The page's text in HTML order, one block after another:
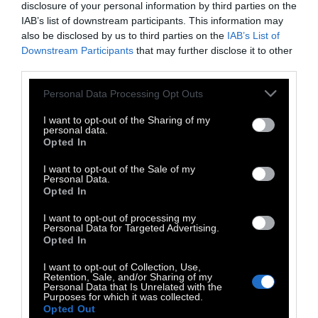
disclosure of your personal information by third parties on the
IAB’s list of downstream participants. This information may
also be disclosed by us to third parties on the IAB’s List of
Downstream Participants that may further disclose it to other
Personal Data Processing Opt Outs
I want to opt-out of the Sharing of my
personal data.
Opted In
I want to opt-out of the Sale of my
Personal Data.
Opted In
I want to opt-out of processing my
Personal Data for Targeted Advertising.
Opted In
I want to opt-out of Collection, Use,
Retention, Sale, and/or Sharing of my
Personal Data that Is Unrelated with the
Purposes for which it was collected.
Opted Out
Οι συμμετέχοντες θα έχουν την ευκαιρία
να μάθουν από το πώς να διαμορφώσουν
το προφίλ τους στο Facebook
εκμεταλλευόμενοι τα ψιλά γράμματα των
social media μέχρι να κάνουν
δημιουργούν παιχνίδια για Windows phone
και Windows 8.
πραγματοποιηθούν στο Booze Cooperativa.
Η είσοδος είναι ελεύθερη, αλλά λόγω
περιορισμένων αριθμών θέσεων, θα τηρηθεί
σειρά προτεραιότητας. Δείτε αναλυτικά το
πρόγραμμα του φεστιβάλεδώ